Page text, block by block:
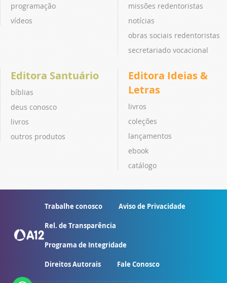
programação
vídeos
missões redentoristas
notícias
obras sociais redentoristas
secretariado vocacional
Editora Santuário
bíblias
deus conosco
livros
outros produtos
Editora Ideias &
Letras
livros
coleções
lançamentos
ebook
catálogo
Trabalhe conosco Aviso de Privacidade
Rel. de Transparência
Programa de Integridade
Direitos Autorais Fale Conosco